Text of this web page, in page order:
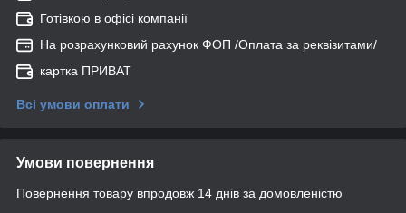
Готівкою в офісі компанії
На розрахунковий рахунок ФОП /Оплата за реквізитами/
картка ПРИВАТ
Всі умови оплати
Умови повернення
Повернення товару впродовж 14 днів за домовленістю